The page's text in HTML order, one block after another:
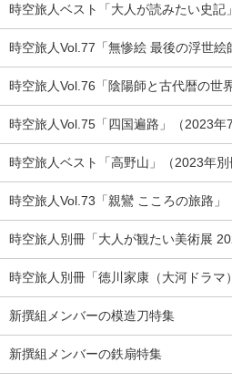
時空旅人ベスト「大人が読みたい史記
時空旅人Vol.77「無惨絵 最後の浮世絵
時空旅人Vol.76「陰陽師と古代暦の世
時空旅人Vol.75「四国遍路」（2023年7
時空旅人ベスト「高野山」（2023年別
時空旅人Vol.73「親鸞 こころの旅路」
時空旅人別冊「大人が観たい美術展
時空旅人別冊「徳川家康（大河ドラマ
新撰組メンバーの模造刀特集
新撰組メンバーの鉄扇特集